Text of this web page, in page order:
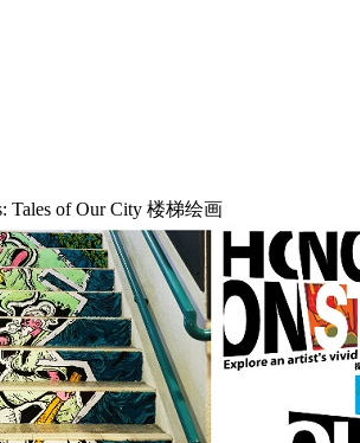
Tales of Our City 楼梯绘画